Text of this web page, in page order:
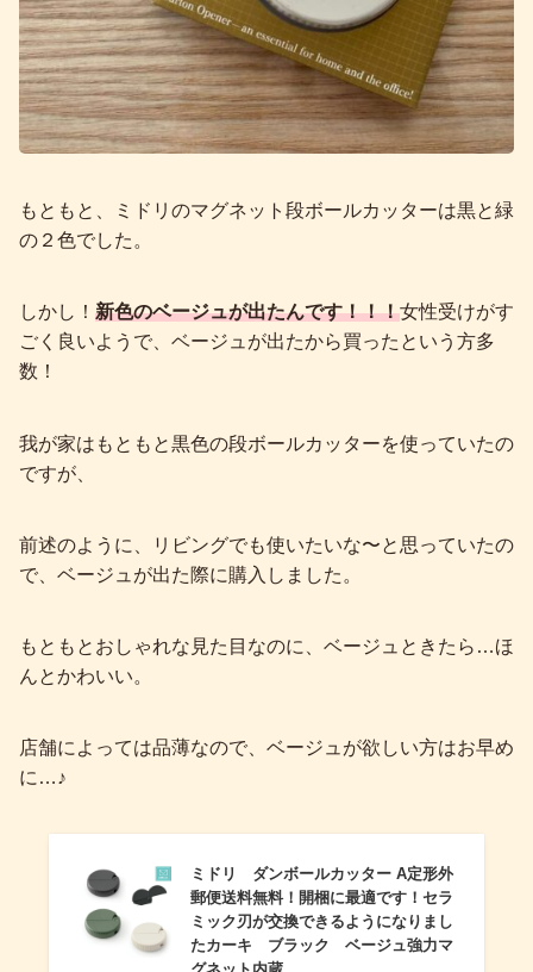
もともと、ミドリのマグネット段ボールカッターは黒と緑
の２色でした。
しかし！ 新色のベージュが出たんです！！！女性受けがす
ごく良いようで、ベージュが出たから買ったという方多
数！
我が家はもともと黒色の段ボールカッターを使っていたの
ですが、
前述のように、リビングでも使いたいな〜と思っていたの
で、ベージュが出た際に購入しました。
もともとおしゃれな見た目なのに、ベージュときたら…ほ
んとかわいい。
店舗によっては品薄なので、ベージュが欲しい方はお早め
に…♪
ミドリ ダンボールカッター A定形外
郵便送料無料！開梱に最適です！セラ
ミック刃が交換できるようになりまし
たカーキ ブラック ベージュ強力マ